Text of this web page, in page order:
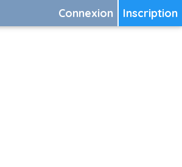
Inscription
Connexion